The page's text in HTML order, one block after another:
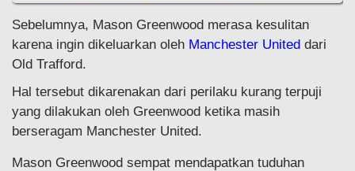
Sebelumnya, Mason Greenwood merasa kesulitan
karena ingin dikeluarkan oleh Manchester United dari
Old Trafford.
Hal tersebut dikarenakan dari perilaku kurang terpuji
yang dilakukan oleh Greenwood ketika masih
berseragam Manchester United.
Mason Greenwood sempat mendapatkan tuduhan